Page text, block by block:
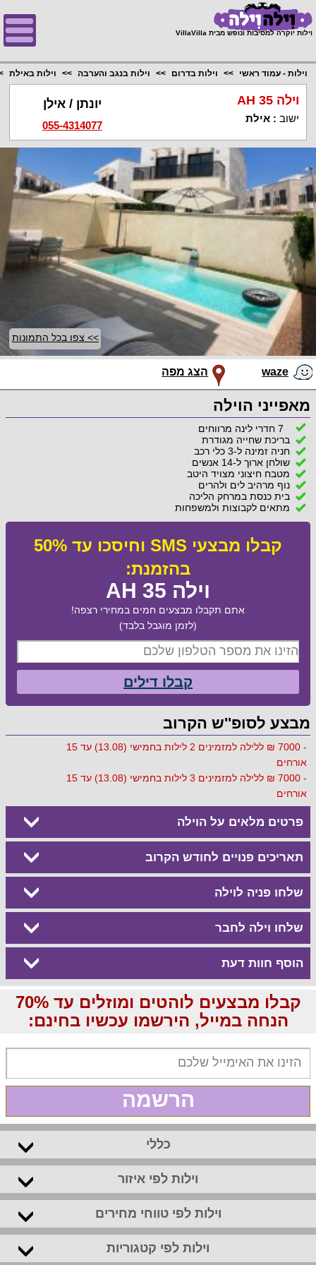
וילות יוקרה למסיבות ונופש מבית VillaVilla
וילות - עמוד ראשי וילות בדרום וילות בנגב והערבה וילות באילת
וילה AH 35
ישוב :אילת
יונתן / אילן
055-4314077
>> צפו בכל התמונות
waze הצג מפה
מאפייני הוילה
7 חדרי לינה מרווחים
בריכת שחייה מגודרת
חניה זמינה ל-3 כלי רכב
שולחן ארוך ל-14 אנשים
מטבח חיצוני מצויד היטב
נוף מרהיב לים ולהרים
בית כנסת במרחק הליכה
מתאים לקבוצות ולמשפחות
קבלו מבצעי SMS וחיסכו עד 50%
בהזמנת:
וילה AH 35
אתם תקבלו מבצעים חמים במחירי רצפה!
(לזמן מוגבל בלבד)
קבלו דילים
מבצע לסופ''ש הקרוב
- 7000 ₪ ללילה למזמינים 2 לילות בחמישי (13.08) עד 15
אורחים
- 7000 ₪ ללילה למזמינים 3 לילות בחמישי (13.08) עד 15
אורחים
פרטים מלאים על הוילה
תאריכים פנויים לחודש הקרוב
שלחו פניה לוילה
שלחו וילה לחבר
הוסף חוות דעת
קבלו מבצעים לוהטים ומוזלים עד 70%
הנחה במייל, הירשמו עכשיו בחינם:
הרשמה
כללי
וילות לפי איזור
וילות לפי טווחי מחירים
וילות לפי קטגוריות